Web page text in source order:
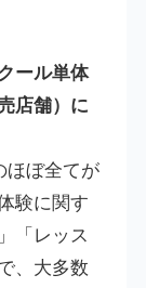
ール単体
店舗）に
ほぼ全てが
験に関す
「レッス
、大多数